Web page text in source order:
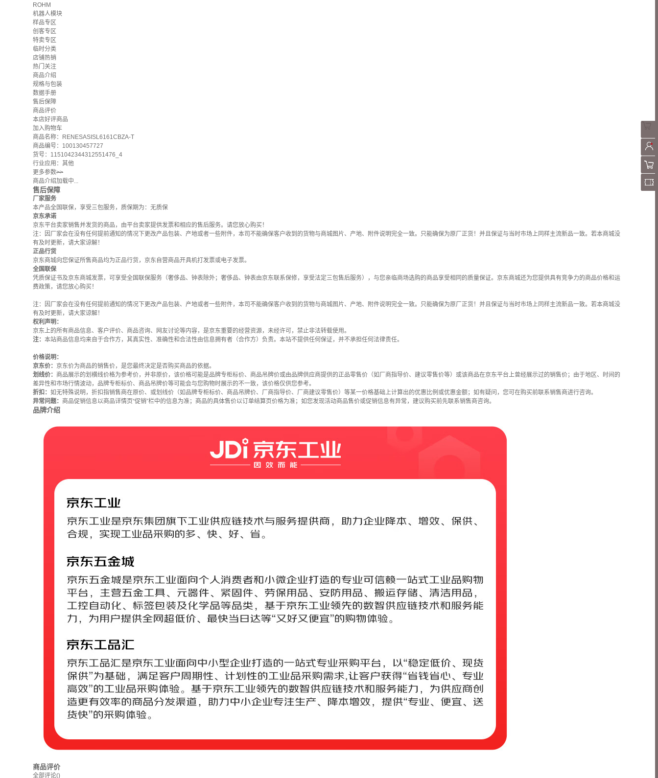
ROHM
机器人模块
样品专区
创客专区
特卖专区
临时分类
店铺热销
热门关注
商品介绍
规格与包装
数据手册
售后保障
商品评价
本店好评商品
加入购物车
商品名称：RENESASISL6161CBZA-T
商品编号：100130457727
货号：1151042344312551476_4
行业应用：其他
更多参数>>
商品介绍加载中...
售后保障
厂家服务
本产品全国联保，享受三包服务，质保期为：无质保
京东承诺
京东平台卖家销售并发货的商品，由平台卖家提供发票和相应的售后服务。请您放心购买！
注：因厂家会在没有任何提前通知的情况下更改产品包装、产地或者一些附件，本司不能确保客户收到的货物与商城图片、产地、附件说明完全一致。只能确保为原厂正货！并且保证与当时市场上同样主流新品一致。若本商城没
有及时更新，请大家谅解！
正品行货
京东商城向您保证所售商品均为正品行货，京东自营商品开具机打发票或电子发票。
全国联保
凭质保证书及京东商城发票，可享受全国联保服务（奢侈品、钟表除外；奢侈品、钟表由京东联系保修，享受法定三包售后服务），与您亲临商场选购的商品享受相同的质量保证。京东商城还为您提供具有竞争力的商品价格和运
费政策，请您放心购买！
注：因厂家会在没有任何提前通知的情况下更改产品包装、产地或者一些附件，本司不能确保客户收到的货物与商城图片、产地、附件说明完全一致。只能确保为原厂正货！并且保证与当时市场上同样主流新品一致。若本商城没
有及时更新，请大家谅解！
权利声明：
京东上的所有商品信息、客户评价、商品咨询、网友讨论等内容，是京东重要的经营资源，未经许可，禁止非法转载使用。
注： 本站商品信息均来自于合作方，其真实性、准确性和合法性由信息拥有者（合作方）负责。本站不提供任何保证，并不承担任何法律责任。
价格说明：
京东价： 京东价为商品的销售价，是您最终决定是否购买商品的依据。
划线价： 商品展示的划横线价格为参考价，并非原价，该价格可能是品牌专柜标价、商品吊牌价或由品牌供应商提供的正品零售价（如厂商指导价、建议零售价等）或该商品在京东平台上曾经展示过的销售价；由于地区、时间的
差异性和市场行情波动，品牌专柜标价、商品吊牌价等可能会与您购物时展示的不一致，该价格仅供您参考。
折扣： 如无特殊说明，折扣指销售商在原价、或划线价（如品牌专柜标价、商品吊牌价、厂商指导价、厂商建议零售价）等某一价格基础上计算出的优惠比例或优惠金额；如有疑问，您可在购买前联系销售商进行咨询。
异常问题： 商品促销信息以商品详情页“促销”栏中的信息为准；商品的具体售价以订单结算页价格为准；如您发现活动商品售价或促销信息有异常，建议购买前先联系销售商咨询。
品牌介绍
商品评价
全部评论()